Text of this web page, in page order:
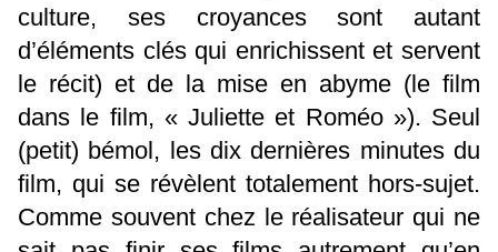
culture, ses croyances sont autant
d’éléments clés qui enrichissent et servent
le récit) et de la mise en abyme (le film
dans le film, « Juliette et Roméo »). Seul
(petit) bémol, les dix dernières minutes du
film, qui se révèlent totalement hors-sujet.
Comme souvent chez le réalisateur qui ne